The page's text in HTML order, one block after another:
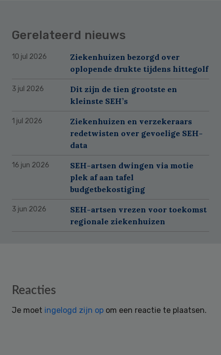
Gerelateerd nieuws
10 jul 2026
Ziekenhuizen bezorgd over
oplopende drukte tijdens hittegolf
3 jul 2026
Dit zijn de tien grootste en
kleinste SEH’s
1 jul 2026
Ziekenhuizen en verzekeraars
redetwisten over gevoelige SEH-
data
16 jun 2026
SEH-artsen dwingen via motie
plek af aan tafel
budgetbekostiging
3 jun 2026
SEH-artsen vrezen voor toekomst
regionale ziekenhuizen
Reader
Reacties
Je moet ingelogd zijn op om een reactie te plaatsen.